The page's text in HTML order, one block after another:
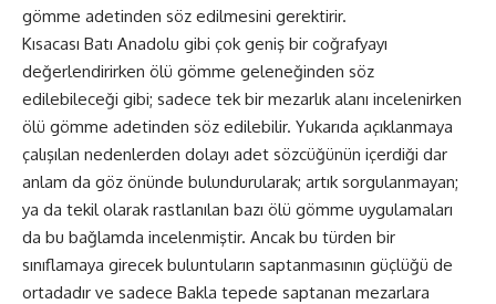
gömme adetinden söz edilmesini gerektirir.
Kısacası Batı Anadolu gibi çok geniş bir coğrafyayı
değerlendirirken ölü gömme geleneğinden söz
edilebileceği gibi; sadece tek bir mezarlık alanı incelenirken
ölü gömme adetinden söz edilebilir. Yukarıda açıklanmaya
çalışılan nedenlerden dolayı adet sözcüğünün içerdiği dar
anlam da göz önünde bulundurularak; artık sorgulanmayan;
ya da tekil olarak rastlanılan bazı ölü gömme uygulamaları
da bu bağlamda incelenmiştir. Ancak bu türden bir
sınıflamaya girecek buluntuların saptanmasının güçlüğü de
ortadadır ve sadece Bakla tepede saptanan mezarlara